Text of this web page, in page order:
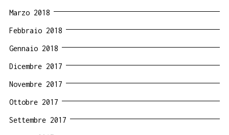
Marzo 2018
Febbraio 2018
Gennaio 2018
Dicembre 2017
Novembre 2017
Ottobre 2017
Settembre 2017